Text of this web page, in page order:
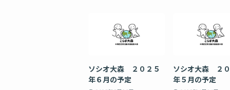
ソシオ大森 ２０２５
年６月の予定
ソシオ大森 ２
年５月の予定